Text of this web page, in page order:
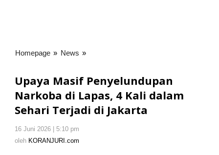
Homepage » News »
Narkoba
di
Lapas,
Upaya Masif Penyelundupan
Narkoba di Lapas, 4 Kali dalam
Sehari Terjadi di Jakarta
16 Juni 2026 | 5:10 pm
oleh KORANJURI.com